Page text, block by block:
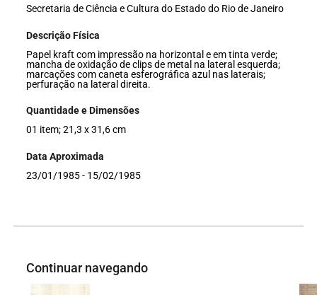
Secretaria de Ciência e Cultura do Estado do Rio de Janeiro
Descrição Física
Papel kraft com impressão na horizontal e em tinta verde;
mancha de oxidação de clips de metal na lateral esquerda;
marcações com caneta esferográfica azul nas laterais;
perfuração na lateral direita.
Quantidade e Dimensões
01 item; 21,3 x 31,6 cm
Data Aproximada
23/01/1985 - 15/02/1985
Continuar navegando